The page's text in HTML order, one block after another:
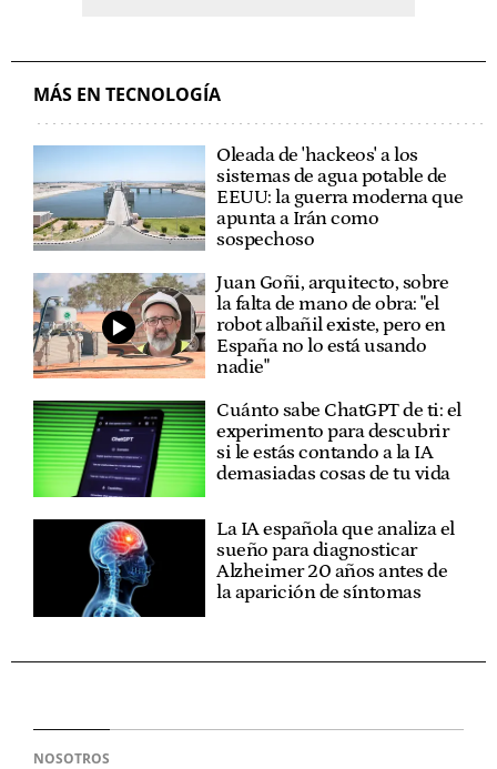
MÁS EN TECNOLOGÍA
Oleada de 'hackeos' a los
sistemas de agua potable de
EEUU: la guerra moderna que
apunta a Irán como
sospechoso
Juan Goñi, arquitecto, sobre
la falta de mano de obra: "el
robot albañil existe, pero en
España no lo está usando
nadie"
Cuánto sabe ChatGPT de ti: el
experimento para descubrir
si le estás contando a la IA
demasiadas cosas de tu vida
La IA española que analiza el
sueño para diagnosticar
Alzheimer 20 años antes de
la aparición de síntomas
NOSOTROS